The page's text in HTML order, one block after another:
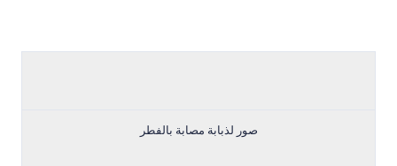
صور لذبابة مصابة بالفطر